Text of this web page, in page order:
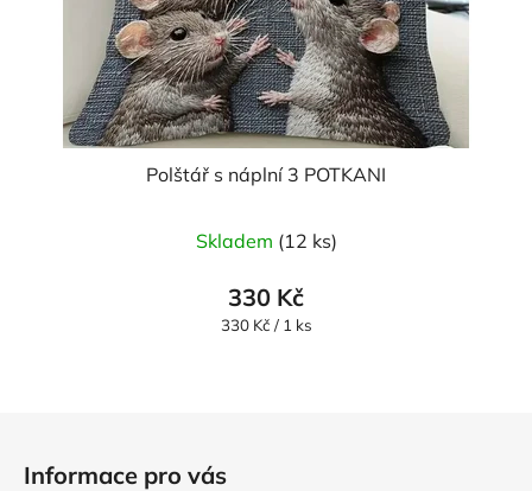
Polštář s náplní 3 POTKANI
hodnocení
produktu
je
Skladem (12 ks)
330 Kč
Měrná
330 Kč / 1 ks
Informace pro vás